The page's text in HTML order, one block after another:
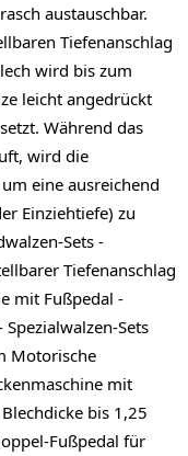
austauschbar.
Tiefenanschlag
wird bis zum
leicht angedrückt
Während das
wird die
eine ausreichend
Einziehtiefe) zu
Sets -
Tiefenanschlag
mit Fußpedal -
Sets
Motorische
mit
bis 1,25
Fußpedal für